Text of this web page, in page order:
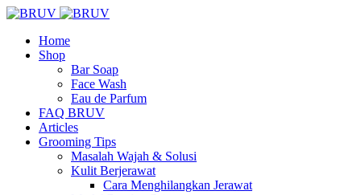
Home
Shop
Bar Soap
Face Wash
Eau de Parfum
FAQ BRUV
Articles
Grooming Tips
Masalah Wajah & Solusi
Kulit Berjerawat
Cara Menghilangkan Jerawat